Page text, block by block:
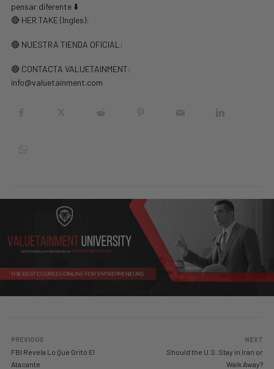
pensar diferente ⬇️
🔴 HER TAKE (Ingles):
🔴 NUESTRA TIENDA OFICIAL:
🔴 CONTACTA VALUETAINMENT:
info@valuetainment.com
PREVIOUS
FBI Revela Lo Que Gritó El
Atacante
NEXT
Should the U.S. Stay in Iran or
Walk Away?